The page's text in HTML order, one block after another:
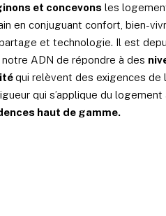
et concevonsles
en conjuguant confort, bien-
et technologie. Il est
notre ADN de répondre à des
qui relèvent des exigences de
qui s’applique du logement
haut de gamme.